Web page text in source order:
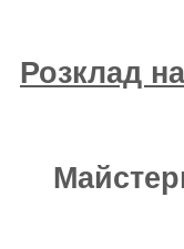
Розклад